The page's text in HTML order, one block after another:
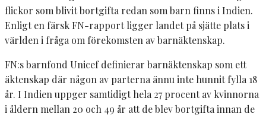
flickor som blivit bortgifta redan som barn finns i Indien.
Enligt en färsk FN-rapport ligger landet på sjätte plats i
världen i fråga om förekomsten av barnäktenskap.
FN:s barnfond Unicef definierar barnäktenskap som ett
äktenskap där någon av parterna ännu inte hunnit fylla 18
år. I Indien uppger samtidigt hela 27 procent av kvinnorna
i åldern mellan 20 och 49 år att de blev bortgifta innan de